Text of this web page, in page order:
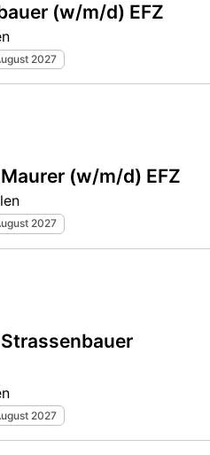
(w/m/d) EFZ
2027
(w/m/d) EFZ
2027
2027